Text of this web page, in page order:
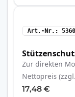
Art.-Nr.
Zur direkten
Nettopreis
17,48 €